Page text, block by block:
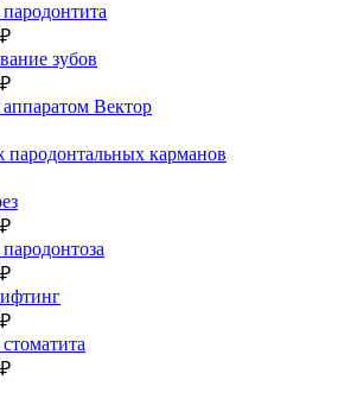
₽
зубов
₽
Вектор
карманов
₽
₽
₽
₽